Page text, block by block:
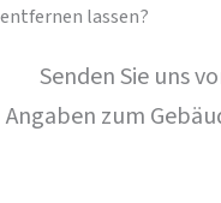
entfernen lassen?
Senden Sie uns
Angaben zum